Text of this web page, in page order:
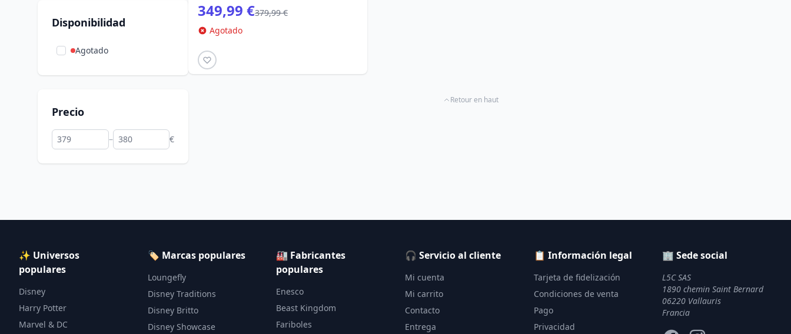
Disponibilidad
Agotado
Precio
– €
349,99 €379,99 €
Agotado
Retour en haut
✨ Universos
populares
Disney
Harry Potter
Marvel & DC
🏷️ Marcas populares
Loungefly
Disney Traditions
Disney Britto
Disney Showcase
🏭 Fabricantes
populares
Enesco
Beast Kingdom
Fariboles
🎧 Servicio al cliente
Mi cuenta
Mi carrito
Contacto
Entrega
📋 Información legal
Tarjeta de fidelización
Condiciones de venta
Pago
Privacidad
🏢 Sede social
L5C SAS
1890 chemin Saint Bernard
06220 Vallauris
Francia